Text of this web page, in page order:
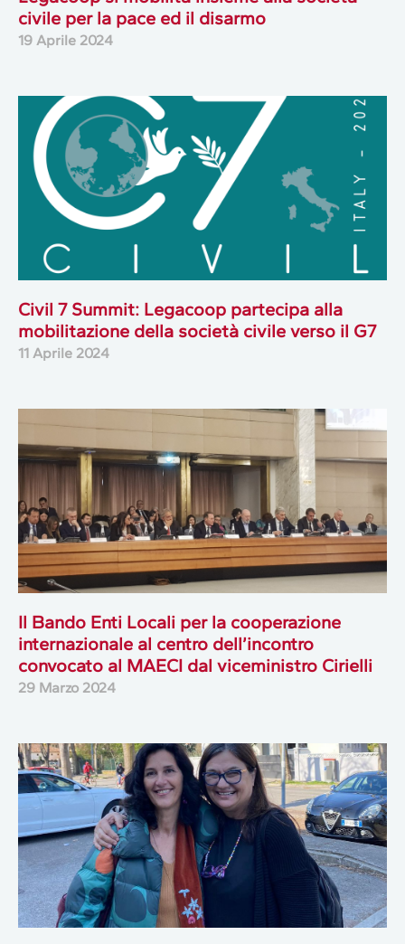
civile per la pace ed il disarmo
19 Aprile 2024
Civil 7 Summit: Legacoop partecipa alla
mobilitazione della società civile verso il G7
11 Aprile 2024
Il Bando Enti Locali per la cooperazione
internazionale al centro dell’incontro
convocato al MAECI dal viceministro Cirielli
29 Marzo 2024